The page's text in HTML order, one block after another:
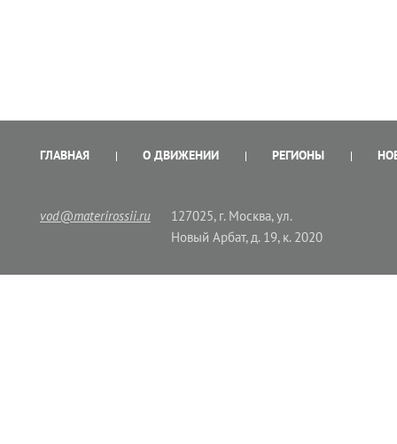
ГЛАВНАЯ О ДВИЖЕНИИ РЕГИОНЫ
vod@materirossii.ru
127025, г. Москва, ул.
Новый Арбат, д. 19, к. 2020